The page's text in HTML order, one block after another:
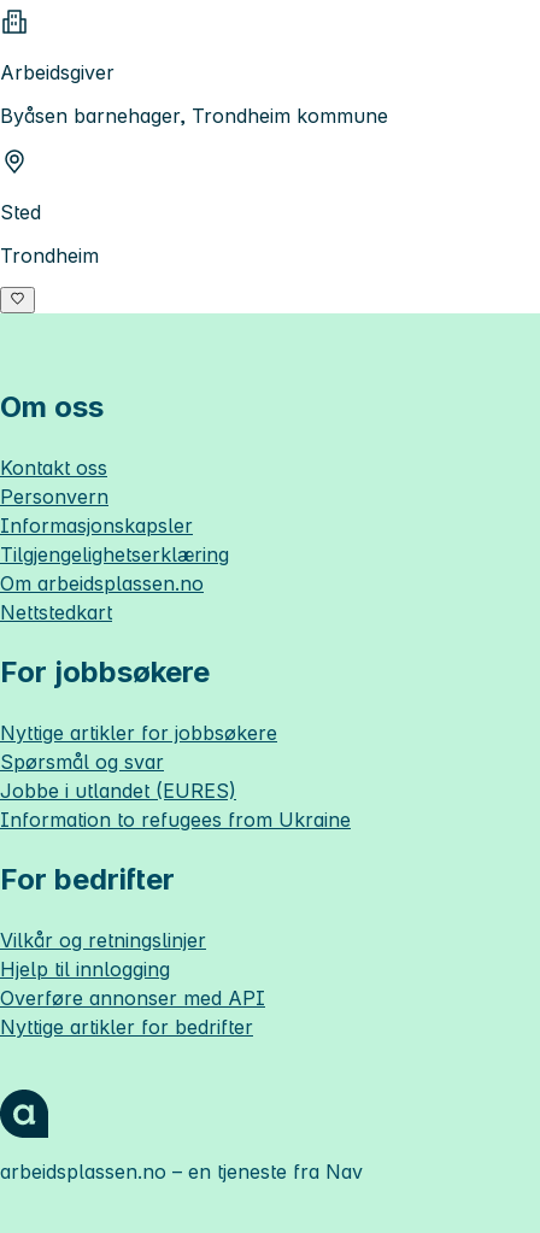
Arbeidsgiver
Byåsen barnehager, Trondheim kommune
Sted
Trondheim
Om oss
Kontakt oss
Personvern
Informasjonskapsler
Tilgjengelighetserklæring
Om arbeidsplassen.no
Nettstedkart
For jobbsøkere
Nyttige artikler for jobbsøkere
Spørsmål og svar
Jobbe i utlandet (EURES)
Information to refugees from Ukraine
For bedrifter
Vilkår og retningslinjer
Hjelp til innlogging
Overføre annonser med API
Nyttige artikler for bedrifter
arbeidsplassen.no – en tjeneste fra Nav